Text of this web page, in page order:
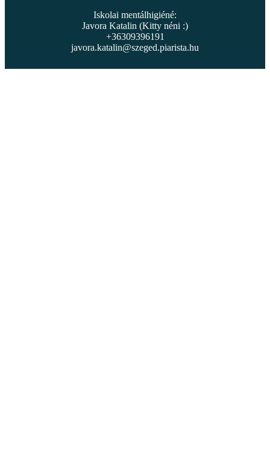
Iskolai mentálhigiéné:
Javora Katalin (Kitty néni :)
+36309396191
javora.katalin@szeged.piarista.hu